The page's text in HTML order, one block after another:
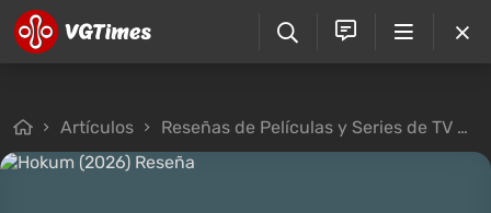
Artículos Reseñas de Películas y Series de TV